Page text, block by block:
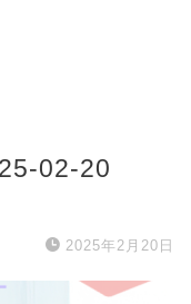
02-20
2025年2月20日